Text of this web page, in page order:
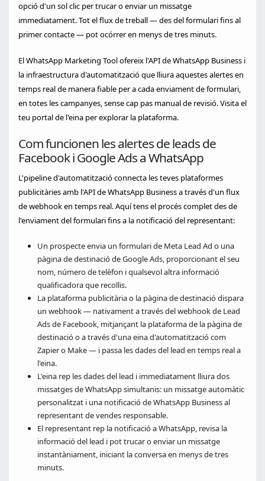
opció d'un sol clic per trucar o enviar un missatge
immediatament. Tot el flux de treball — des del formulari fins al
primer contacte — pot ocórrer en menys de tres minuts.
El WhatsApp Marketing Tool ofereix l'API de WhatsApp Business i
la infraestructura d'automatització que lliura aquestes alertes en
temps real de manera fiable per a cada enviament de formulari,
en totes les campanyes, sense cap pas manual de revisió. Visita el
teu portal de l'eina per explorar la plataforma.
Com funcionen les alertes de leads de
Facebook i Google Ads a WhatsApp
L'pipeline d'automatització connecta les teves plataformes
publicitàries amb l'API de WhatsApp Business a través d'un flux
de webhook en temps real. Aquí tens el procés complet des de
l'enviament del formulari fins a la notificació del representant:
Un prospecte envia un formulari de Meta Lead Ad o una
pàgina de destinació de Google Ads, proporcionant el seu
nom, número de telèfon i qualsevol altra informació
qualificadora que recollis.
La plataforma publicitària o la pàgina de destinació dispara
un webhook — nativament a través del webhook de Lead
Ads de Facebook, mitjançant la plataforma de la pàgina de
destinació o a través d'una eina d'automatització com
Zapier o Make — i passa les dades del lead en temps real a
l'eina.
L'eina rep les dades del lead i immediatament lliura dos
missatges de WhatsApp simultanis: un missatge automàtic
personalitzat i una notificació de WhatsApp Business al
representant de vendes responsable.
El representant rep la notificació a WhatsApp, revisa la
informació del lead i pot trucar o enviar un missatge
instantàniament, iniciant la conversa en menys de tres
minuts.